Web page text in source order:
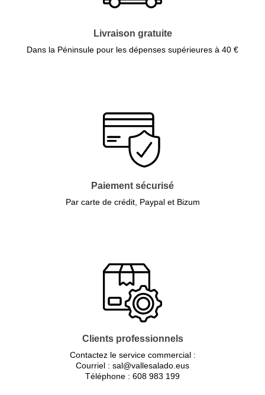
Livraison gratuite
Dans la Péninsule pour les dépenses supérieures à 40 €
Paiement sécurisé
Par carte de crédit, Paypal et Bizum
Clients professionnels
Contactez le service commercial :
Courriel : sal@vallesalado.eus
Téléphone : 608 983 199